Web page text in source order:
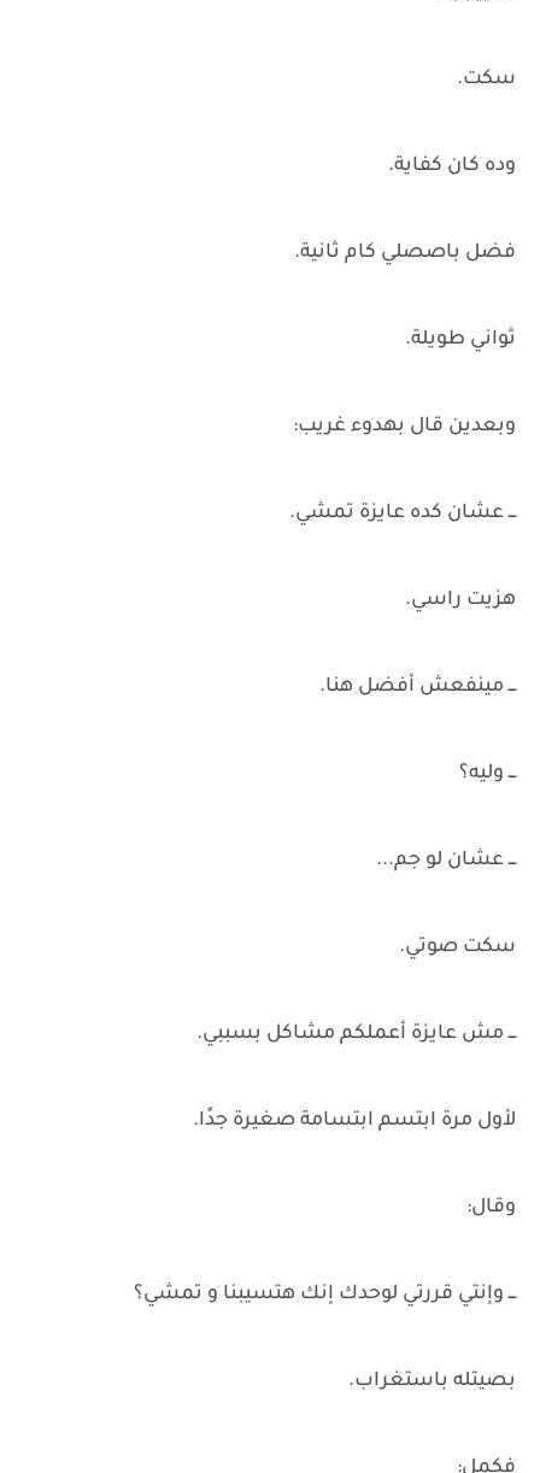
سكت.
وده كان كفاية.
فضل باصصلي كام ثانية.
ثواني طويلة.
وبعدين قال بهدوء غريب:
ـــ عشان كده عايزة تمشي.
هزيت راسي.
ـــ مينفعش أفضل هنا.
ـــ وليه؟
ـــ عشان لو جم...
سكت صوتي.
ـــ مش عايزة أعملكم مشاكل بسببي.
لأول مرة ابتسم ابتسامة صغيرة جدًا.
وقال:
ـــ وإنتي قررتي لوحدك إنك هتسيبنا و تمشي؟
بصيتله باستغراب.
فكمل: